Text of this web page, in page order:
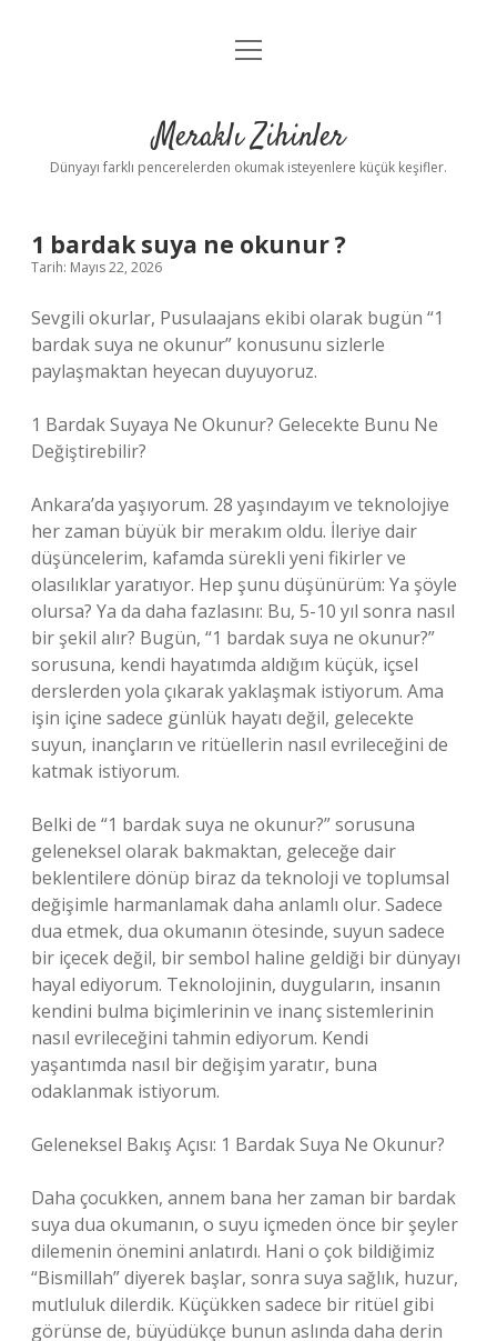
Anasayfa
Yasal Uyarı
menüyü
Meraklı Zihinler
Dünyayı farklı pencerelerden okumak isteyenlere küçük keşifler.
1 bardak suya ne okunur ?
Tarih: Mayıs 22, 2026
Sevgili okurlar, Pusulaajans ekibi olarak bugün “1
bardak suya ne okunur” konusunu sizlerle
paylaşmaktan heyecan duyuyoruz.
1 Bardak Suyaya Ne Okunur? Gelecekte Bunu Ne
Değiştirebilir?
Ankara’da yaşıyorum. 28 yaşındayım ve teknolojiye
her zaman büyük bir merakım oldu. İleriye dair
düşüncelerim, kafamda sürekli yeni fikirler ve
olasılıklar yaratıyor. Hep şunu düşünürüm: Ya şöyle
olursa? Ya da daha fazlasını: Bu, 5-10 yıl sonra nasıl
bir şekil alır? Bugün, “1 bardak suya ne okunur?”
sorusuna, kendi hayatımda aldığım küçük, içsel
derslerden yola çıkarak yaklaşmak istiyorum. Ama
işin içine sadece günlük hayatı değil, gelecekte
suyun, inançların ve ritüellerin nasıl evrileceğini de
katmak istiyorum.
Belki de “1 bardak suya ne okunur?” sorusuna
geleneksel olarak bakmaktan, geleceğe dair
beklentilere dönüp biraz da teknoloji ve toplumsal
değişimle harmanlamak daha anlamlı olur. Sadece
dua etmek, dua okumanın ötesinde, suyun sadece
bir içecek değil, bir sembol haline geldiği bir dünyayı
hayal ediyorum. Teknolojinin, duyguların, insanın
kendini bulma biçimlerinin ve inanç sistemlerinin
nasıl evrileceğini tahmin ediyorum. Kendi
yaşantımda nasıl bir değişim yaratır, buna
odaklanmak istiyorum.
Geleneksel Bakış Açısı: 1 Bardak Suya Ne Okunur?
Daha çocukken, annem bana her zaman bir bardak
suya dua okumanın, o suyu içmeden önce bir şeyler
dilemenin önemini anlatırdı. Hani o çok bildiğimiz
“Bismillah” diyerek başlar, sonra suya sağlık, huzur,
mutluluk dilerdik. Küçükken sadece bir ritüel gibi
görünse de, büyüdükçe bunun aslında daha derin